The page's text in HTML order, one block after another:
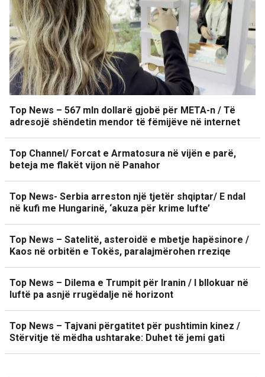
Top News – 567 mln dollarë gjobë për META-n / Të
adresojë shëndetin mendor të fëmijëve në internet
Top Channel/ Forcat e Armatosura në vijën e parë,
beteja me flakët vijon në Panahor
Top News- Serbia arreston një tjetër shqiptar/ E ndal
në kufi me Hungarinë, ‘akuza për krime lufte’
Top News – Satelitë, asteroidë e mbetje hapësinore /
Kaos në orbitën e Tokës, paralajmërohen rreziqe
Top News – Dilema e Trumpit për Iranin / I bllokuar në
luftë pa asnjë rrugëdalje në horizont
Top News – Tajvani përgatitet për pushtimin kinez /
Stërvitje të mëdha ushtarake: Duhet të jemi gati